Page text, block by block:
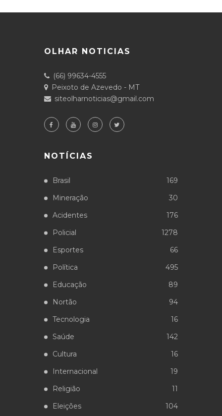
OLHAR NOTICIAS
(66) 99634-4555
Peixoto de Azevedo - MT
siteolharnoticias@gmail.com
NOTÍCIAS
Brasil
169
Mineração
30
Acidentes
176
Policial
1278
Esportes
66
Política
495
Educação
89
Nortão
94
Tecnologia
16
Saúde
142
Cultura
16
Internacional
19
Religião
11
Eleições
104